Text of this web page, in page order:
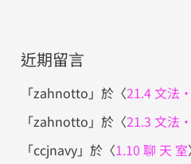
近期留言
「zahnotto 」於〈21.4 文法
「zahnotto 」於〈21.3 文法
「ccjnavy」於〈1.10 聊 天 室